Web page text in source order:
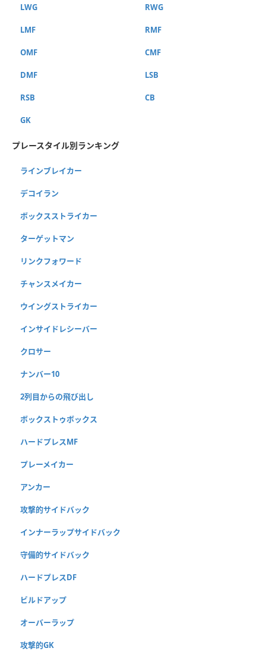
LWG RWG
LMF RMF
OMF CMF
DMF LSB
RSB CB
GK
プレースタイル別ランキング
ラインブレイカー
デコイラン
ボックスストライカー
ターゲットマン
リンクフォワード
チャンスメイカー
ウイングストライカー
インサイドレシーバー
クロサー
ナンバー10
2列目からの飛び出し
ボックストゥボックス
ハードプレスMF
プレーメイカー
アンカー
攻撃的サイドバック
インナーラップサイドバック
守備的サイドバック
ハードプレスDF
ビルドアップ
オーバーラップ
攻撃的GK